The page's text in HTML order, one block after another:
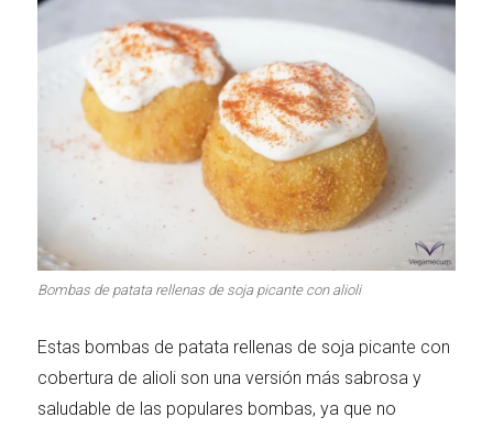
Las Hamburguesas
más Top
Los más dulces
Carnes 2.0
La salsa ideal Los imprescindibles
Bombas de patata rellenas de soja picante con alioli
Estas bombas de patata rellenas de soja picante con
cobertura de alioli son una versión más sabrosa y
saludable de las populares bombas, ya que no